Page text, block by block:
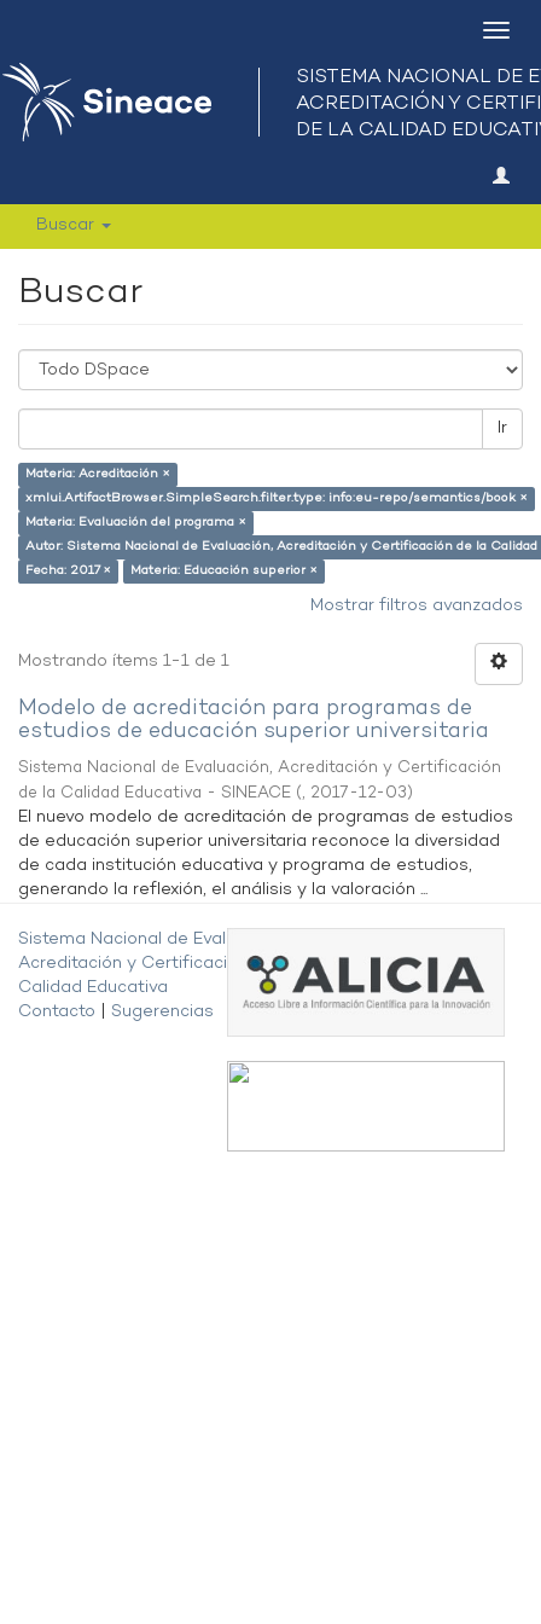
Buscar
Buscar
Ir
Materia: Acreditación ×
xmlui.ArtifactBrowser.SimpleSearch.filter.type: info:eu-repo/semantics/book ×
Materia: Evaluación del programa ×
Autor: Sistema Nacional de Evaluación, Acreditación y Certificación de la
Fecha: 2017 ×
Materia: Educación superior ×
Mostrar filtros avanzados
Mostrando ítems 1-1 de 1
Modelo de acreditación para programas de
estudios de educación superior universitaria
Sistema Nacional de Evaluación, Acreditación y Certificación
de la Calidad Educativa - SINEACE (, 2017-12-03)
El nuevo modelo de acreditación de programas de estudios
de educación superior universitaria reconoce la diversidad
de cada institución educativa y programa de estudios,
generando la reflexión, el análisis y la valoración ...
Sistema Nacional de Evaluación,
Acreditación y Certificación de la
Calidad Educativa
Contacto
Sugerencias